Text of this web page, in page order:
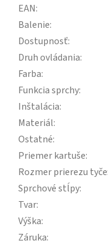
EAN:
Balenie:
Dostupnosť:
Druh ovládania:
Farba:
Funkcia sprchy:
Inštalácia:
Materiál:
Ostatné:
Priemer kartuše:
Rozmer prierezu tyče
Sprchové stĺpy:
Tvar:
Výška:
Záruka: